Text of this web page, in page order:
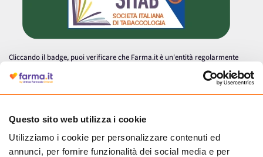
Questo sito web utilizza i cookie
Utilizziamo i cookie per personalizzare contenuti ed
annunci, per fornire funzionalità dei social media e per
Cliccando il badge, puoi verificare che Farma.it è un'entità regolarmente
autorizzata dal Ministero della Salute a effettuare la vendita online di
medicinali.